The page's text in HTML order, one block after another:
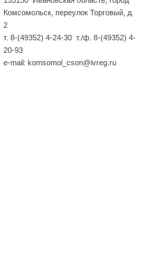
Комсомольск, переулок Торговый, д.
2
т. 8-(49352) 4-24-30 т./ф. 8-(49352) 4-
20-93
e-mail: komsomol_cson@ivreg.ru